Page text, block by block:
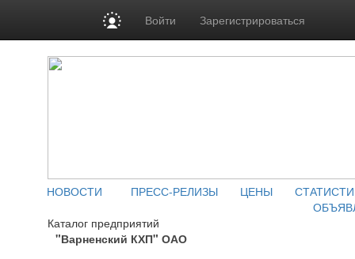
Войти Зарегистрироваться
НОВОСТИ ПРЕСС-РЕЛИЗЫ ЦЕНЫ
Каталог предприятий
"Варненский КХП" ОАО